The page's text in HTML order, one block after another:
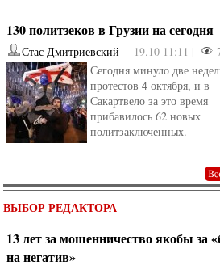
от Ирина Иновели от
130 политзеков в Грузии на сегодня
Стас Дмитриевский 19.10 11:11 |
Сегодня минуло две
протестов 4 октября, и в
Сакартвело за это время
прибавилось 62 новых
политзаключенных.
ВЫБОР РЕДАКТОРА
13 лет за мошенничество якобы за
на негатив»